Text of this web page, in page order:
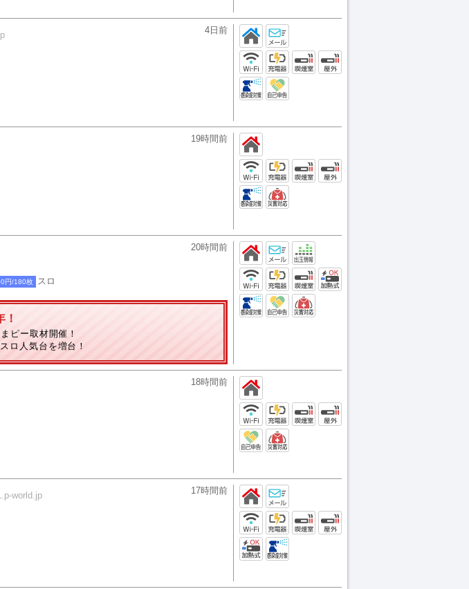
4日前
19時間前
20時間前
円/180枚 スロ
ピー取材開催！
ロ人気台を増台！
18時間前
world.jp 17時間前